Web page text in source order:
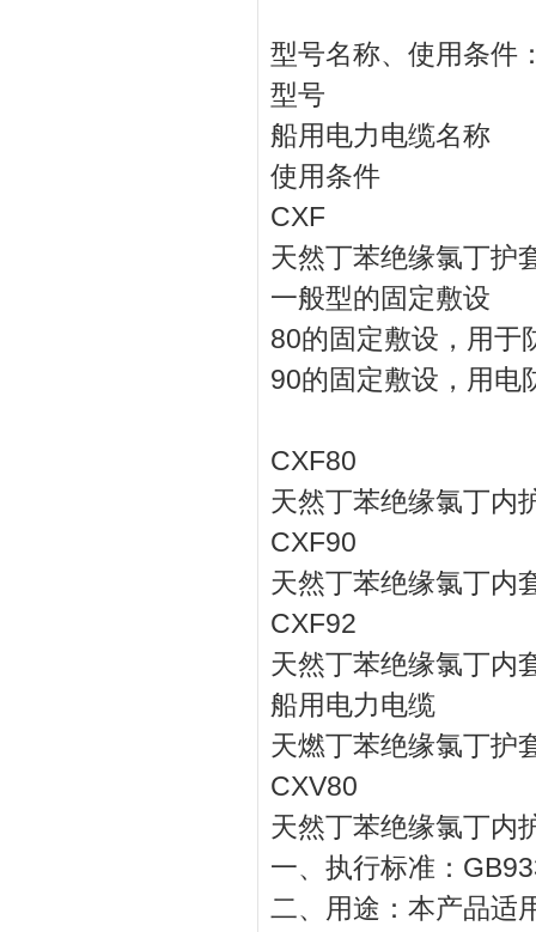
型号名称、使用条件
型号
船用电力电缆名称
使用条件
CXF
天然丁苯绝缘氯丁护
一般型的固定敷设
80的固定敷设，用于
90的固定敷设，用电
CXF80
天然丁苯绝缘氯丁内
CXF90
天然丁苯绝缘氯丁内
CXF92
天然丁苯绝缘氯丁内
船用电力电缆
天燃丁苯绝缘氯丁护
CXV80
天然丁苯绝缘氯丁内
一、执行标准：
二、用途：本产品适